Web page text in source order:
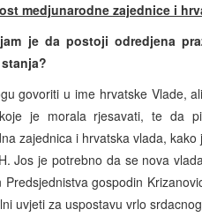
medjunarodne zajednice i
je da postoji odredjena
govoriti u ime hrvatske Vlade,
je morala rjesavati, te da
zajednica i hrvatska vlada,
Jos je potrebno da se nova
Predsjednistva gospodin
uvjeti za uspostavu vrlo